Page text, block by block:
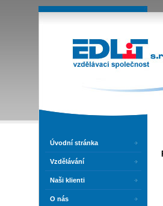
EDLiT
personální
Úvodní stránka
Vzdělávání
Naši klienti
O nás